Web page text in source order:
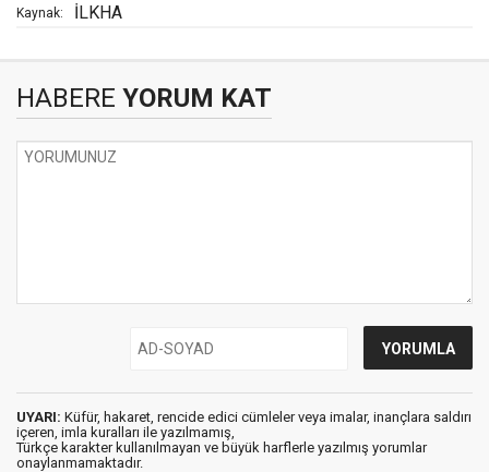
Kaynak: İLKHA
HABERE YORUM KAT
UYARI: Küfür, hakaret, rencide edici cümleler veya imalar, inançlara saldırı
içeren, imla kuralları ile yazılmamış,
Türkçe karakter kullanılmayan ve büyük harflerle yazılmış yorumlar
onaylanmamaktadır.